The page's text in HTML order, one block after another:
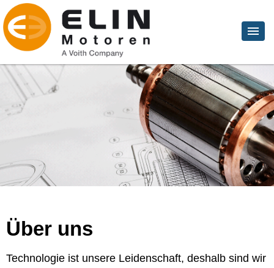
Über uns
Technologie ist unsere Leidenschaft, deshalb sind wir